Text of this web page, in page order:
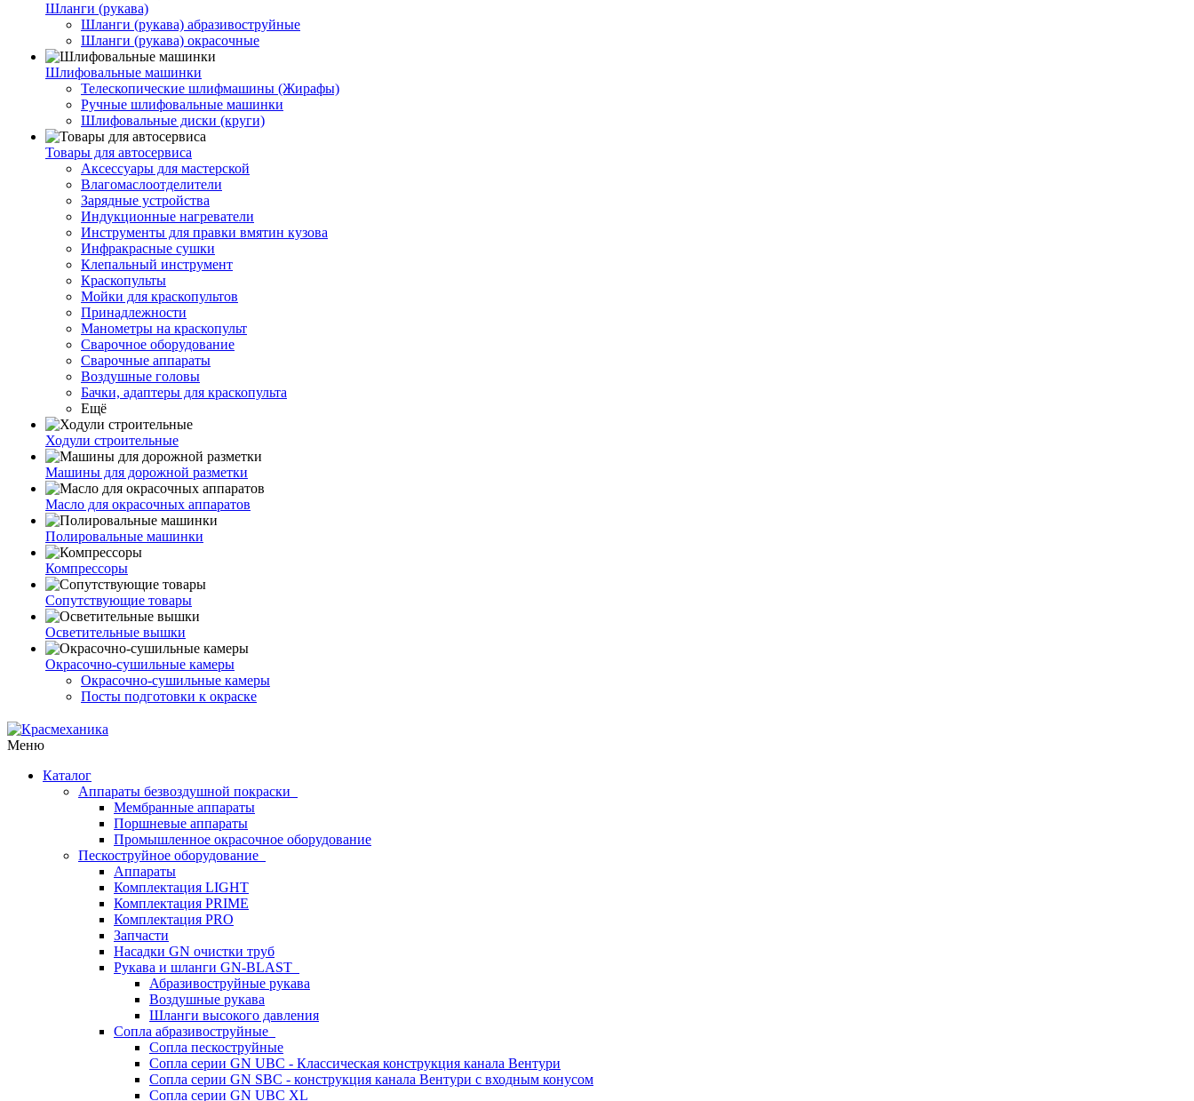
Шланги (рукава)
Шланги (рукава) абразивоструйные
Шланги (рукава) окрасочные
Шлифовальные машинки
Телескопические шлифмашины (Жирафы)
Ручные шлифовальные машинки
Шлифовальные диски (круги)
Товары для автосервиса
Аксессуары для мастерской
Влагомаслоотделители
Зарядные устройства
Индукционные нагреватели
Инструменты для правки вмятин кузова
Инфракрасные сушки
Клепальный инструмент
Краскопульты
Мойки для краскопультов
Принадлежности
Манометры на краскопульт
Сварочное оборудование
Сварочные аппараты
Воздушные головы
Бачки, адаптеры для краскопульта
Ещё
Ходули строительные
Машины для дорожной разметки
Масло для окрасочных аппаратов
Полировальные машинки
Компрессоры
Сопутствующие товары
Осветительные вышки
Окрасочно-сушильные камеры
Окрасочно-сушильные камеры
Посты подготовки к окраске
Меню
Каталог
Аппараты безвоздушной покраски
Мембранные аппараты
Поршневые аппараты
Промышленное окрасочное оборудование
Пескоструйное оборудование
Аппараты
Комплектация LIGHT
Комплектация PRIME
Комплектация PRO
Запчасти
Насадки GN очистки труб
Рукава и шланги GN-BLAST
Абразивоструйные рукава
Воздушные рукава
Шланги высокого давления
Сопла абразивоструйные
Сопла пескоструйные
Сопла серии GN UBC - Классическая конструкция канала Вентури
Сопла серии GN SBC - конструкция канала Вентури c входным конусом
Сопла серии GN UBC XL